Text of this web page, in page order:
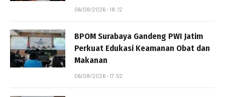
06/08/2026 - 18:12
BPOM Surabaya Gandeng PWI Jatim
Perkuat Edukasi Keamanan Obat dan
Makanan
06/08/2026 - 17:52